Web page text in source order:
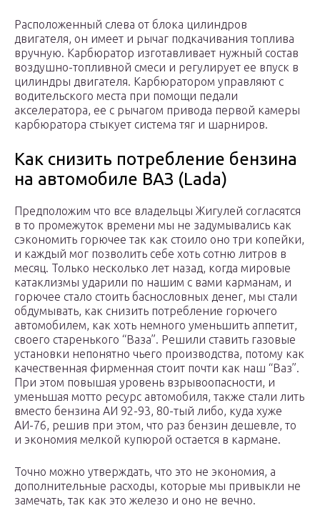
Расположенный слева от блока цилиндров
двигателя, он имеет и рычаг подкачивания топлива
вручную. Карбюратор изготавливает нужный состав
воздушно-топливной смеси и регулирует ее впуск в
цилиндры двигателя. Карбюратором управляют с
водительского места при помощи педали
акселератора, ее с рычагом привода первой камеры
карбюратора стыкует система тяг и шарниров.
Как снизить потребление бензина
на автомобиле ВАЗ (Lada)
Предположим что все владельцы Жигулей согласятся
в то промежуток времени мы не задумывались как
сэкономить горючее так как стоило оно три копейки,
и каждый мог позволить себе хоть сотню литров в
месяц. Только несколько лет назад, когда мировые
катаклизмы ударили по нашим с вами карманам, и
горючее стало стоить баснословных денег, мы стали
обдумывать, как снизить потребление горючего
автомобилем, как хоть немного уменьшить аппетит,
своего старенького “Ваза”. Решили ставить газовые
установки непонятно чьего производства, потому как
качественная фирменная стоит почти как наш “Ваз”.
При этом повышая уровень взрывоопасности, и
уменьшая мотто ресурс автомобиля, также стали лить
вместо бензина АИ 92-93, 80-тый либо, куда хуже
АИ-76, решив при этом, что раз бензин дешевле, то
и экономия мелкой купюрой остается в кармане.
Точно можно утверждать, что это не экономия, а
дополнительные расходы, которые мы привыкли не
замечать, так как это железо и оно не вечно.